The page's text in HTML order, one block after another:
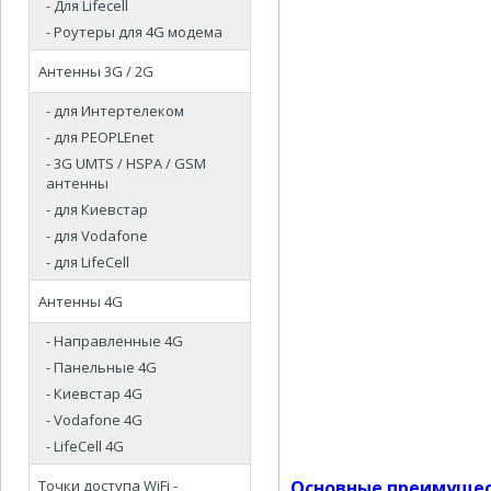
- Для Lifecell
- Роутеры для 4G модема
Антенны 3G / 2G
- для Интертелеком
- для PEOPLEnet
- 3G UMTS / HSPA / GSM
антенны
- для Киевстар
- для Vodafone
- для LifeCell
Антенны 4G
- Направленные 4G
- Панельные 4G
- Киевстар 4G
- Vodafone 4G
- LifeCell 4G
Точки доступа WiFi -